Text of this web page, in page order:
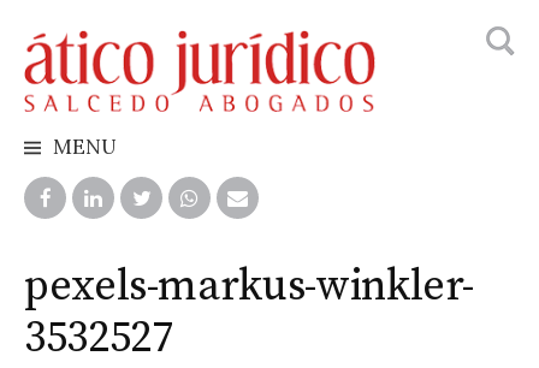
to
content
MENU
pexels-markus-winkler-
3532527